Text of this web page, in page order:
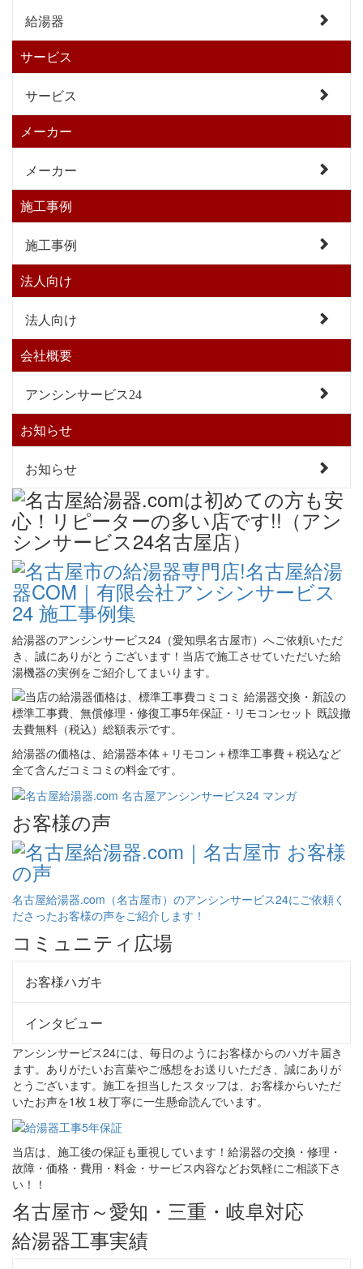
給湯器
サービス
サービス
メーカー
メーカー
施工事例
施工事例
法人向け
法人向け
会社概要
アンシンサービス24
お知らせ
お知らせ
給湯器のアンシンサービス24（愛知県名古屋市）へご依頼いただ
き、誠にありがとうございます！当店で施工させていただいた給
湯機器の実例をご紹介してまいります。
給湯器の価格は、給湯器本体＋リモコン＋標準工事費＋税込など
全て含んだコミコミの料金です。
お客様の声
名古屋給湯器.com（名古屋市）のアンシンサービス24にご依頼く
ださったお客様の声をご紹介します！
コミュニティ広場
お客様ハガキ
インタビュー
アンシンサービス24には、毎日のようにお客様からのハガキ届き
ます。ありがたいお言葉やご感想をお送りいただき、誠にありが
とうございます。施工を担当したスタッフは、お客様からいただ
いたお声を1枚１枚丁寧に一生懸命読んでいます。
当店は、施工後の保証も重視しています！給湯器の交換・修理・
故障・価格・費用・料金・サービス内容などお気軽にご相談下さ
い！！
名古屋市～愛知・三重・岐阜対応
給湯器工事実績